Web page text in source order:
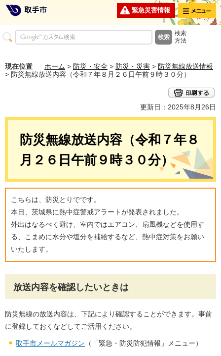
緊急災害情報 メニュー
検索
方法
現在位置 ホーム > 防災・安全 > 防災・災害 > 防災無線放送情報
> 防災無線放送内容（令和７年８月２６日午前９時３０分）
更新日：2025年8月26日
防災無線放送内容（令和７年８
月２６日午前９時３０分）
こちらは、防災とりでです。
本日、茨城県に熱中症警戒アラートが発表されました。
外出はなるべく避け、室内ではエアコン、扇風機などを使用す
る、こまめに水分や塩分を補給するなど、熱中症対策をお願い
いたします。
放送内容を確認したいときは
防災無線の放送内容は、下記により確認することができます。事前
に登録しておくなどしてご活用ください。
取手市メールマガジン （「緊急・防災防犯情報」メニュー）